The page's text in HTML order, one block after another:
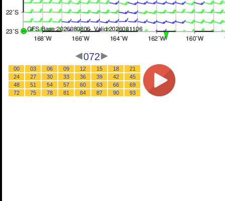
072
00 03 06 09 12 15 18
21
24
27 30 33 36 39 42
45
48
51 54 57 60 63 66
69
72
75 78 81 84 87 90 93